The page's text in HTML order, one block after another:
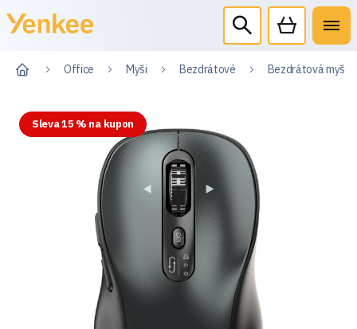
Office Myši Bezdrátové Bezdrátová myš s
Sleva 15 % na kupon